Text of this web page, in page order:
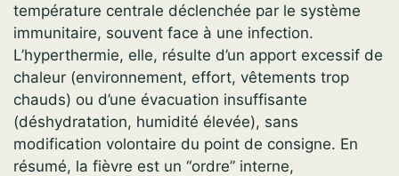
température centrale déclenchée par le système
immunitaire, souvent face à une infection.
L’hyperthermie, elle, résulte d’un apport excessif de
chaleur (environnement, effort, vêtements trop
chauds) ou d’une évacuation insuffisante
(déshydratation, humidité élevée), sans
modification volontaire du point de consigne. En
résumé, la fièvre est un “ordre” interne,